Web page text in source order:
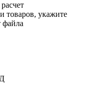
товаров, укажите
файла